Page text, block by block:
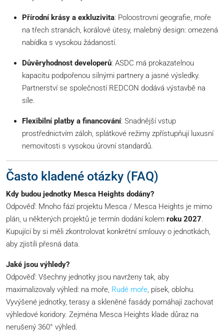
Přírodní krásy a exkluzivita: Poloostrovní geografie, moře
na třech stranách, korálové útesy, malebný design: omezená
nabídka s vysokou žádaností.
Důvěryhodnost developerů: ASDC má prokazatelnou
kapacitu podpořenou silnými partnery a jasné výsledky.
Partnerství se společností REDCON dodává výstavbě na
síle.
Flexibilní platby a financování: Snadnější vstup
prostřednictvím záloh, splátkové režimy zpřístupňují luxusní
nemovitosti s vysokou úrovní standardů.
Často kladené otázky (FAQ)
Kdy budou jednotky Mesca Heights dodány?
Odpověď: Mnoho fází projektu Mesca / Mesca Heights je mimo
plán, u některých projektů je termín dodání kolem roku 2027
Kupující by si měli zkontrolovat konkrétní smlouvy o jednotkách,
aby zjistili přesná data.
Jaké jsou výhledy?
Odpověď: Všechny jednotky jsou navrženy tak, aby
maximalizovaly výhled: na moře, Rudé moře , písek, oblohu.
Vyvýšené jednotky, terasy a skleněné fasády pomáhají zachovat
výhledové koridory. Zejména Mesca Heights klade důraz na
nerušený 360° výhled.